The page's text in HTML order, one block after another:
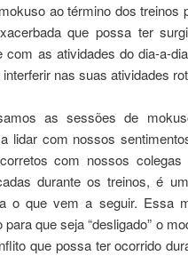
ao término dos treinos
que possa ter
com as atividades do dia-a-
nas suas atividades
as sessões de
lidar com nossos
com nossos
durante os treinos, é
o que vem a seguir. Essa
que seja “desligado” o
que possa ter ocorrido